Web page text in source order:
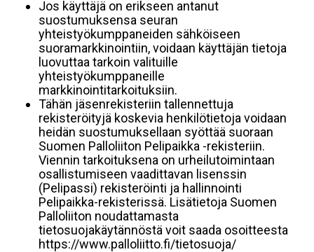
Jos käyttäjä on erikseen antanut
suostumuksensa seuran
yhteistyökumppaneiden sähköiseen
suoramarkkinointiin, voidaan käyttäjän tietoja
luovuttaa tarkoin valituille
yhteistyökumppaneille
markkinointitarkoituksiin.
Tähän jäsenrekisteriin tallennettuja
rekisteröityjä koskevia henkilötietoja voidaan
heidän suostumuksellaan syöttää suoraan
Suomen Palloliiton Pelipaikka -rekisteriin.
Viennin tarkoituksena on urheilutoimintaan
osallistumiseen vaadittavan lisenssin
(Pelipassi) rekisteröinti ja hallinnointi
Pelipaikka-rekisterissä. Lisätietoja Suomen
Palloliiton noudattamasta
tietosuojakäytännöstä voit saada osoitteesta
https://www.palloliitto.fi/tietosuoja/